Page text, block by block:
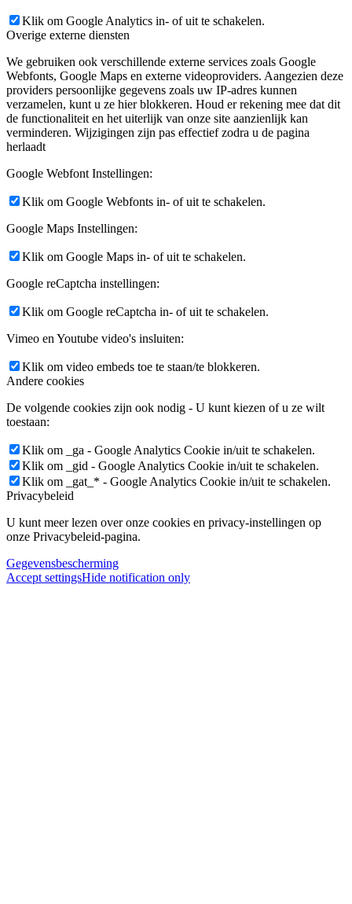
Klik om Google Analytics in- of uit te schakelen.
Overige externe diensten
We gebruiken ook verschillende externe services zoals Google
Webfonts, Google Maps en externe videoproviders. Aangezien deze
providers persoonlijke gegevens zoals uw IP-adres kunnen
verzamelen, kunt u ze hier blokkeren. Houd er rekening mee dat dit
de functionaliteit en het uiterlijk van onze site aanzienlijk kan
verminderen. Wijzigingen zijn pas effectief zodra u de pagina
herlaadt
Google Webfont Instellingen:
Klik om Google Webfonts in- of uit te schakelen.
Google Maps Instellingen:
Klik om Google Maps in- of uit te schakelen.
Google reCaptcha instellingen:
Klik om Google reCaptcha in- of uit te schakelen.
Vimeo en Youtube video's insluiten:
Klik om video embeds toe te staan/te blokkeren.
Andere cookies
De volgende cookies zijn ook nodig - U kunt kiezen of u ze wilt
toestaan:
Klik om _ga - Google Analytics Cookie in/uit te schakelen.
Klik om _gid - Google Analytics Cookie in/uit te schakelen.
Klik om _gat_* - Google Analytics Cookie in/uit te schakelen.
Privacybeleid
U kunt meer lezen over onze cookies en privacy-instellingen op
onze Privacybeleid-pagina.
Gegevensbescherming
Accept settingsHide notification only